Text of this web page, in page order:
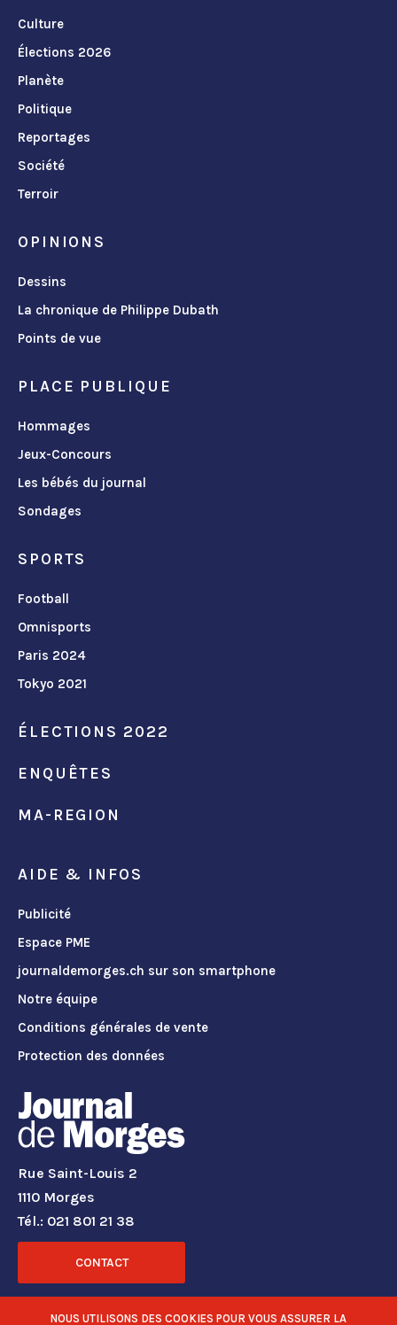
Culture
Élections 2026
Planète
Politique
Reportages
Société
Terroir
OPINIONS
Dessins
La chronique de Philippe Dubath
Points de vue
PLACE PUBLIQUE
Hommages
Jeux-Concours
Les bébés du journal
Sondages
SPORTS
Football
Omnisports
Paris 2024
Tokyo 2021
ÉLECTIONS 2022
ENQUÊTES
MA-REGION
AIDE & INFOS
Publicité
Espace PME
journaldemorges.ch sur son smartphone
Notre équipe
Conditions générales de vente
Protection des données
Rue Saint-Louis 2
1110 Morges
Tél.: 021 801 21 38
CONTACT
RÉSEAUX SOCIAUX
NOUS UTILISONS DES COOKIES POUR VOUS ASSURER LA